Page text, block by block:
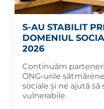
S-AU STABILIT
DOMENIUL
2026
Continuăm
ONG-urile
sociale și ne ajută
vulnerabile.